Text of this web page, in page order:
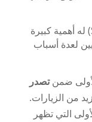
تحسين صفحة تصدر نتائج البحث (SERP) له أهمية كبيرة
لعدة أسباب
ضمنتصدر
من الزيارات.
التي تظهر